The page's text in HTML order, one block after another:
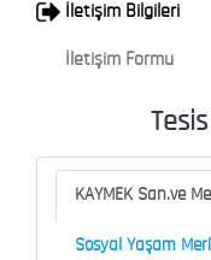
İletişim Bilgileri
İletişim Formu
KAYMEK San.ve
Sosyal Yaşam